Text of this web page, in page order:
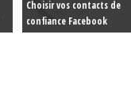
Choisir vos contacts de
confiance Facebook